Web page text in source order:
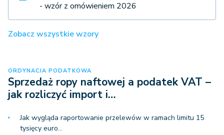
- wzór z omówieniem 2026
Zobacz wszystkie wzory
ORDYNACJA PODATKOWA
Sprzedaż ropy naftowej a podatek VAT –
jak rozliczyć import i…
Jak wygląda raportowanie przelewów w ramach limitu 15
tysięcy euro…